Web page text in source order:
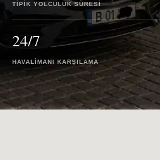
TIPIK YOLCULUK SÜRESI
24/7
HAVALIMANI KARŞILAMA